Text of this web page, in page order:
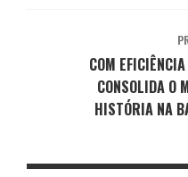
COM
CONSOLIDA O
HISTÓRIA NA